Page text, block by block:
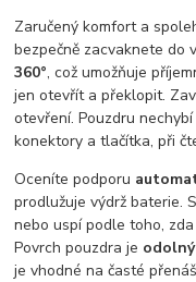
Zaručený komfort a
bezpečně zacvaknete do
360°, což umožňuje
jen otevřít a překlopit.
otevření. Pouzdru
konektory a tlačítka, při
Oceníte podporu
prodlužuje výdrž baterie.
nebo uspí podle toho,
Povrch pouzdra je
je vhodné na časté